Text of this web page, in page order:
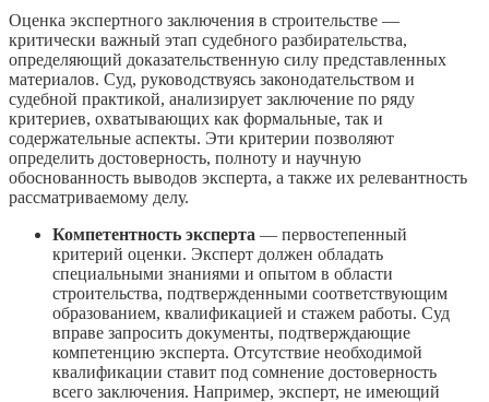
Оценка экспертного заключения в строительстве —
критически важный этап судебного разбирательства,
определяющий доказательственную силу представленных
материалов. Суд, руководствуясь законодательством и
судебной практикой, анализирует заключение по ряду
критериев, охватывающих как формальные, так и
содержательные аспекты. Эти критерии позволяют
определить достоверность, полноту и научную
обоснованность выводов эксперта, а также их релевантность
рассматриваемому делу.
Компетентность эксперта — первостепенный
критерий оценки. Эксперт должен обладать
специальными знаниями и опытом в области
строительства, подтвержденными соответствующим
образованием, квалификацией и стажем работы. Суд
вправе запросить документы, подтверждающие
компетенцию эксперта. Отсутствие необходимой
квалификации ставит под сомнение достоверность
всего заключения. Например, эксперт, не имеющий